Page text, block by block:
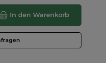
Wert ein oder benutze die
In den Warenkorb